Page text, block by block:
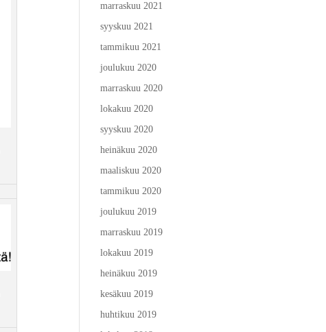
marraskuu 2021
syyskuu 2021
tammikuu 2021
joulukuu 2020
marraskuu 2020
lokakuu 2020
syyskuu 2020
heinäkuu 2020
maaliskuu 2020
tammikuu 2020
joulukuu 2019
marraskuu 2019
lokakuu 2019
heinäkuu 2019
kesäkuu 2019
huhtikuu 2019